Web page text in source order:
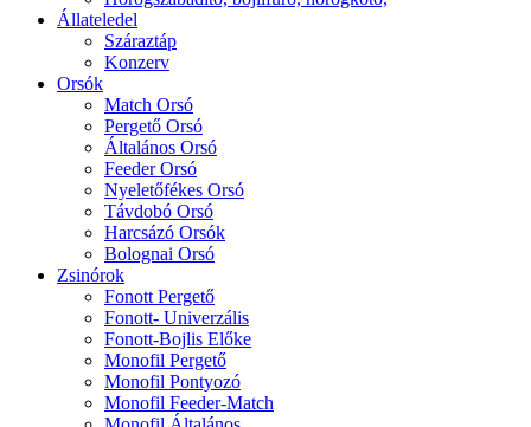
Állateledel
Száraztáp
Konzerv
Orsók
Match Orsó
Pergető Orsó
Általános Orsó
Feeder Orsó
Nyeletőfékes Orsó
Távdobó Orsó
Harcsázó Orsók
Bolognai Orsó
Zsinórok
Fonott Pergető
Fonott- Univerzális
Fonott-Bojlis Előke
Monofil Pergető
Monofil Pontyozó
Monofil Feeder-Match